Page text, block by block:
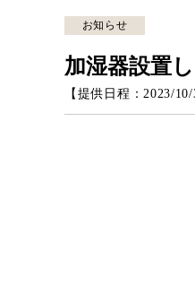
お知らせ
加湿器設置
【提供日程：2023/